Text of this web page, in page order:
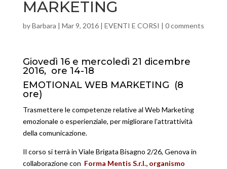
MARKETING
byBarbara | Mar 9, 2016| EVENTI E CORSI | 0 comments
Giovedì 16 e mercoledì 21 dicembre
2016, ore 14-18
EMOTIONAL WEB MARKETING (8
ore)
Trasmettere le competenze relative al Web Marketing
emozionale o esperienziale, per migliorare l’attrattività
della comunicazione.
Il corso si terrà in Viale Brigata Bisagno 2/26, Genova in
collaborazione con Forma Mentis S.r.l., organismo